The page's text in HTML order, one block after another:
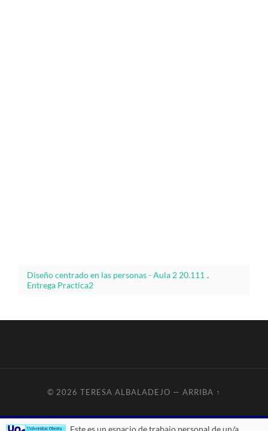
Diseño centrado en las personas - Aula 2 20.111 .
Entrega Practica2
© 2026 TERESA ALBALADEJO — ARRIBA ↑